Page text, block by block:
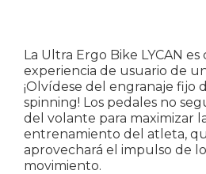
La Ultra Ergo Bike LYCAN
experiencia de usuario de
¡Olvídese del engranaje fijo
spinning! Los pedales no
del volante para maximizar
entrenamiento del atleta,
aprovechará el impulso de
movimiento.